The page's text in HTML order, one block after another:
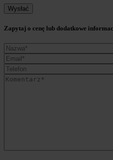
Zapytaj o cenę lub dodatkowe